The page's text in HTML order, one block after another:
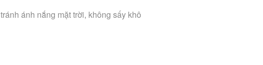
tránh ánh nắng mặt trời, không sấy khô